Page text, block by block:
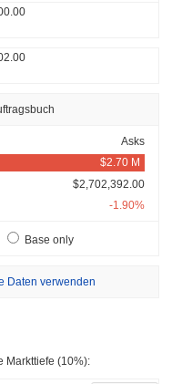
Asks
$2,702,392.00
-1.90%
Base only
Daten verwenden
Markttiefe (10%):